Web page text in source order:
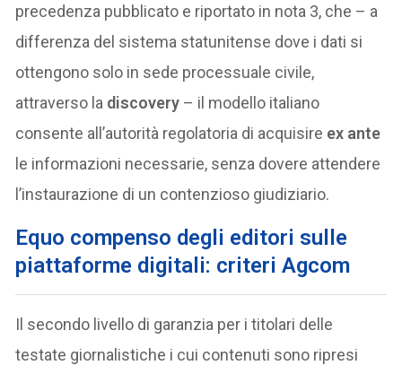
precedenza pubblicato e riportato in nota 3, che – a
differenza del sistema statunitense dove i dati si
ottengono solo in sede processuale civile,
attraverso la discovery – il modello italiano
consente all’autorità regolatoria di acquisire ex ante
le informazioni necessarie, senza dovere attendere
l’instaurazione di un contenzioso giudiziario.
Equo compenso degli editori sulle
piattaforme digitali: criteri Agcom
Il secondo livello di garanzia per i titolari delle
testate giornalistiche i cui contenuti sono ripresi